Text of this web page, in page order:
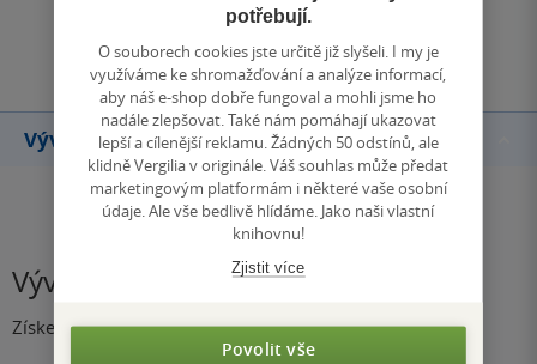
Vývoj ceny
Vývoj ceny
Získejte přehled o vývoji ceny za posledních 60 dní.
potřebují.
O souborech cookies jste určitě již slyšeli. I my je
využíváme ke shromažďování a analýze informací,
aby náš e-shop dobře fungoval a mohli jsme ho
nadále zlepšovat. Také nám pomáhají ukazovat
lepší a cílenější reklamu. Žádných 50 odstínů, ale
klidně Vergilia v originále. Váš souhlas může předat
marketingovým platformám i některé vaše osobní
údaje. Ale vše bedlivě hlídáme. Jako naši vlastní
knihovnu!
Zjistit více
Povolit vše